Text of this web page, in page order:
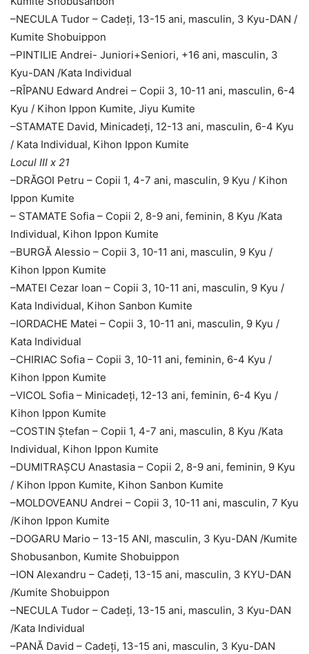
–NECULA Tudor – Cadeți, 13-15 ani, masculin, 3 Kyu-DAN /
Kumite Shobuippon
–PINTILIE Andrei- Juniori+Seniori, +16 ani, masculin, 3
Kyu-DAN /Kata Individual
–RÎPANU Edward Andrei – Copii 3, 10-11 ani, masculin, 6-4
Kyu / Kihon Ippon Kumite, Jiyu Kumite
–STAMATE David, Minicadeți, 12-13 ani, masculin, 6-4 Kyu
/ Kata Individual, Kihon Ippon Kumite
Locul III x 21
–DRĂGOI Petru – Copii 1, 4-7 ani, masculin, 9 Kyu / Kihon
Ippon Kumite
– STAMATE Sofia – Copii 2, 8-9 ani, feminin, 8 Kyu /Kata
Individual, Kihon Ippon Kumite
–BURGĂ Alessio – Copii 3, 10-11 ani, masculin, 9 Kyu /
Kihon Ippon Kumite
–MATEI Cezar Ioan – Copii 3, 10-11 ani, masculin, 9 Kyu /
Kata Individual, Kihon Sanbon Kumite
–IORDACHE Matei – Copii 3, 10-11 ani, masculin, 9 Kyu /
Kata Individual
–CHIRIAC Sofia – Copii 3, 10-11 ani, feminin, 6-4 Kyu /
Kihon Ippon Kumite
–VICOL Sofia – Minicadeți, 12-13 ani, feminin, 6-4 Kyu /
Kihon Ippon Kumite
–COSTIN Ștefan – Copii 1, 4-7 ani, masculin, 8 Kyu /Kata
Individual, Kihon Ippon Kumite
–DUMITRAȘCU Anastasia – Copii 2, 8-9 ani, feminin, 9 Kyu
/ Kihon Ippon Kumite, Kihon Sanbon Kumite
–MOLDOVEANU Andrei – Copii 3, 10-11 ani, masculin, 7 Kyu
/Kihon Ippon Kumite
–DOGARU Mario – 13-15 ANI, masculin, 3 Kyu-DAN /Kumite
Shobusanbon, Kumite Shobuippon
–ION Alexandru – Cadeți, 13-15 ani, masculin, 3 KYU-DAN
/Kumite Shobuippon
–NECULA Tudor – Cadeți, 13-15 ani, masculin, 3 Kyu-DAN
/Kata Individual
–PANĂ David – Cadeți, 13-15 ani, masculin, 3 Kyu-DAN